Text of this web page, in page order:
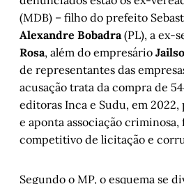
(MDB) – filho do prefeito
Alexandre Bobadra(PL), a ex-
Rosa, além do empresário
de representantes das
acusação trata da compra de
editoras Inca e Sudu, em 2022,
e aponta associação
competitivo de licitação e
Segundo o MP, o esquema se